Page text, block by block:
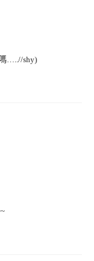
…..//shy)